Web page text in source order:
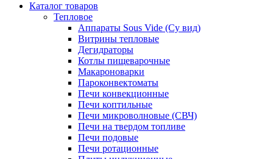
Каталог товаров
Тепловое
Аппараты Sous Vide (Су вид)
Витрины тепловые
Дегидраторы
Котлы пищеварочные
Макароноварки
Пароконвектоматы
Печи конвекционные
Печи коптильные
Печи микроволновые (СВЧ)
Печи на твердом топливе
Печи подовые
Печи ротационные